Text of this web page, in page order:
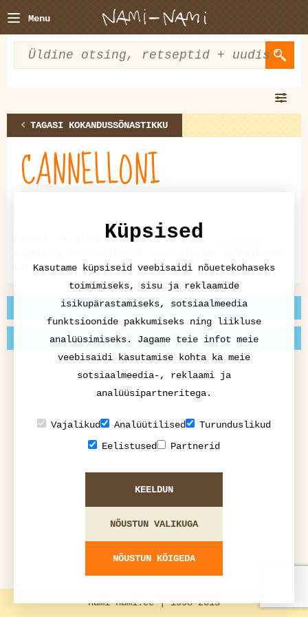
Menu
TAGASI KOKANDUSSÕNASTIKKU
CANNELLONI
Suured, reeglina soolase (ntspinati
hakkas levima alles 20.saj. alguses.
EELMINE: BURRITO
JÄRGMINE: VIILI
nami-nami.ee | 1998-2015
Küpsised
Kasutame küpsiseid veebisaidi nõuetekohaseks
toimimiseks, sisu ja reklaamide
isikupärastamiseks, sotsiaalmeedia
funktsioonide pakkumiseks ning liikluse
analüüsimiseks. Jagame teie infot meie
veebisaidi kasutamise kohta ka meie
sotsiaalmeedia-, reklaami ja
analüüsipartneritega.
Vajalikud Analüütilised
Turunduslikud
Eelistused
Partnerid
KEELDUN
NÕUSTUN VALIKUGA
NÕUSTUN KÕIGEDA